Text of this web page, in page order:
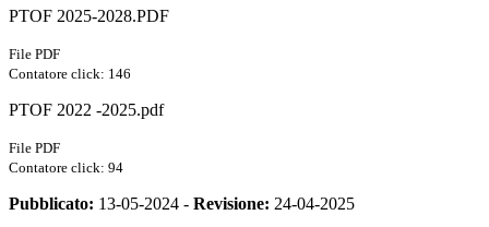
PTOF 2025-2028.PDF
File PDF
Contatore click: 146
PTOF 2022 -2025.pdf
File PDF
Contatore click: 94
Pubblicato: 13-05-2024 - Revisione: 24-04-2025